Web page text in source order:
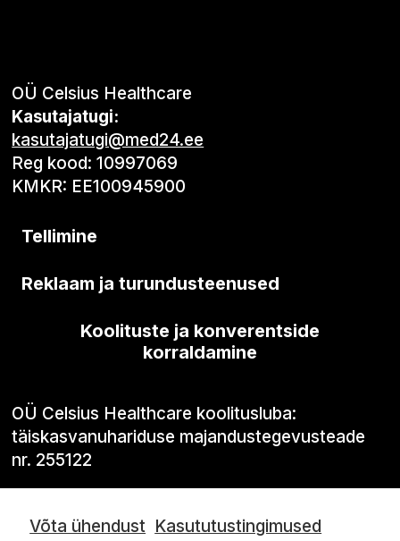
OÜ Celsius Healthcare
Kasutajatugi:
kasutajatugi@med24.ee
Reg kood: 10997069
KMKR: EE100945900
Tellimine
Reklaam ja turundusteenused
Koolituste ja konverentside
korraldamine
OÜ Celsius Healthcare koolitusluba:
täiskasvanuhariduse majandustegevusteade
nr. 255122
Võta ühendust Kasututustingimused